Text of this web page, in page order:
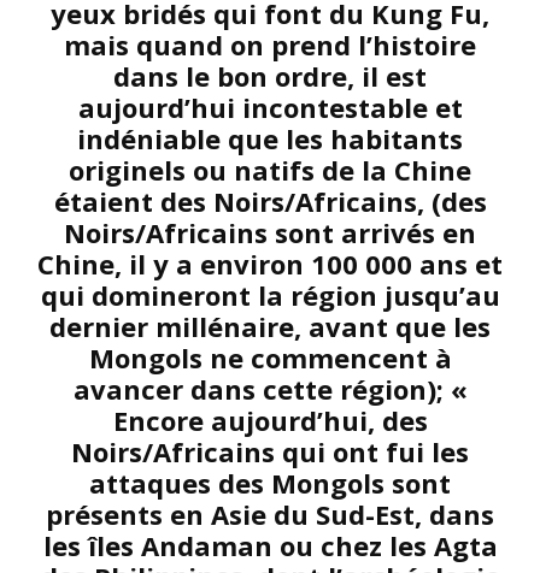
yeux bridés qui font du Kung Fu,
mais quand on prend l’histoire
dans le bon ordre, il est
aujourd’hui incontestable et
indéniable que les habitants
originels ou natifs de la Chine
étaient des Noirs/Africains, (des
Noirs/Africains sont arrivés en
Chine, il y a environ 100 000 ans et
qui domineront la région jusqu’au
dernier millénaire, avant que les
Mongols ne commencent à
avancer dans cette région); «
Encore aujourd’hui, des
Noirs/Africains qui ont fui les
attaques des Mongols sont
présents en Asie du Sud-Est, dans
les îles Andaman ou chez les Agta